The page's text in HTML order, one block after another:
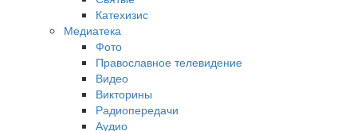
Катехизис
Медиатека
Фото
Православное телевидение
Видео
Викторины
Радиопередачи
Аудио